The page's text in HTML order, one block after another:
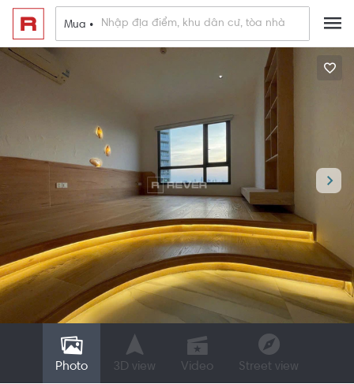
Mua •
Photo 3D view Video Street view